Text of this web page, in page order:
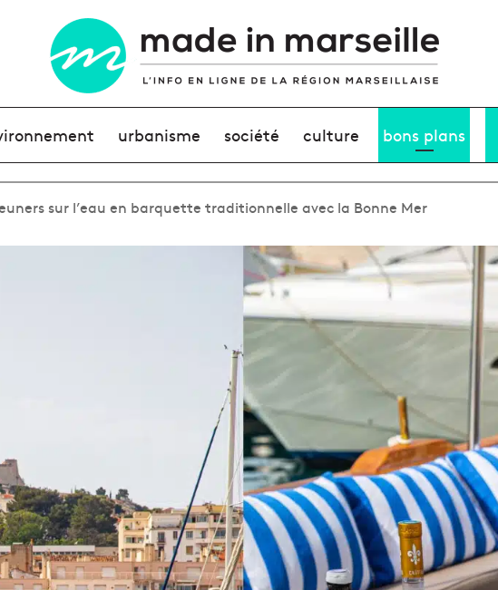
urbanisme société culture bons plans
sur l’eau en barquette traditionnelle avec la Bonne Mer